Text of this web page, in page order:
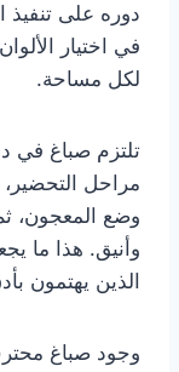
دوره على
في اختيار
لكل مساحة.
تلتزم صباغ في
مراحل
وضع المعجون،
وأنيق. هذا ما
الذين يهتمون
وجود صباغ